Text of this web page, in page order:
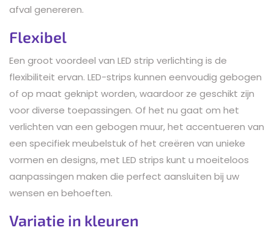
afval genereren.
Flexibel
Een groot voordeel van LED strip verlichting is de
flexibiliteit ervan. LED-strips kunnen eenvoudig gebogen
of op maat geknipt worden, waardoor ze geschikt zijn
voor diverse toepassingen. Of het nu gaat om het
verlichten van een gebogen muur, het accentueren van
een specifiek meubelstuk of het creëren van unieke
vormen en designs, met LED strips kunt u moeiteloos
aanpassingen maken die perfect aansluiten bij uw
wensen en behoeften.
Variatie in kleuren